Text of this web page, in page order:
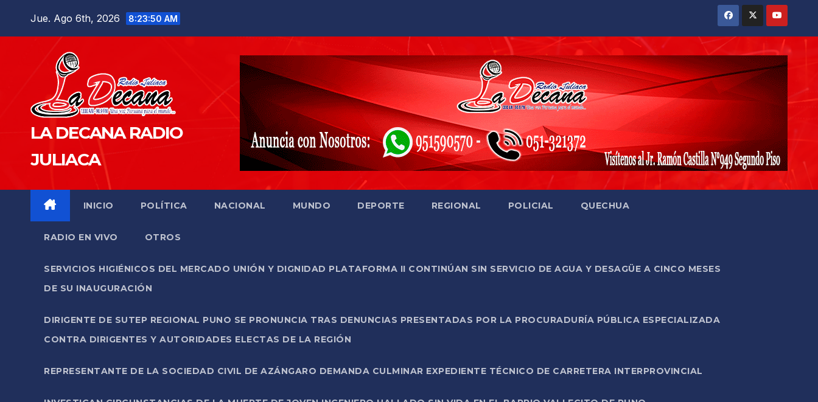
Jue. Ago 6th, 2026 8:23:51 AM
LA DECANA RADIO
JULIACA
INICIO POLÍTICA NACIONAL MUNDO DEPORTE REGIONAL POLICIAL QUECHUA
RADIO EN VIVO OTROS
SERVICIOS HIGIÉNICOS DEL MERCADO UNIÓN Y DIGNIDAD PLATAFORMA II CONTINÚAN SIN SERVICIO DE AGUA Y DESAGÜE A CINCO MESES
DE SU INAUGURACIÓN
DIRIGENTE DE SUTEP REGIONAL PUNO SE PRONUNCIA TRAS DENUNCIAS PRESENTADAS POR LA PROCURADURÍA PÚBLICA ESPECIALIZADA
CONTRA DIRIGENTES Y AUTORIDADES ELECTAS DE LA REGIÓN
REPRESENTANTE DE LA SOCIEDAD CIVIL DE AZÁNGARO DEMANDA CULMINAR EXPEDIENTE TÉCNICO DE CARRETERA INTERPROVINCIAL